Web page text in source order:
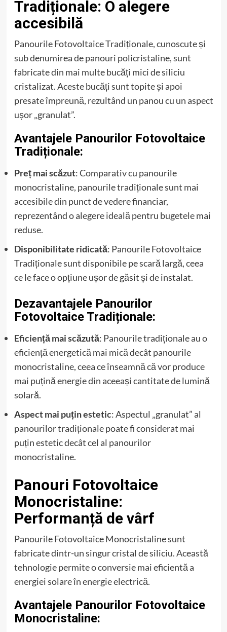
Tradiționale: O alegere
accesibilă
Panourile Fotovoltaice Tradiționale, cunoscute și
sub denumirea de panouri policristaline, sunt
fabricate din mai multe bucăți mici de siliciu
cristalizat. Aceste bucăți sunt topite și apoi
presate împreună, rezultând un panou cu un aspect
ușor „granulat”.
Avantajele Panourilor Fotovoltaice
Tradiționale:
Preț mai scăzut: Comparativ cu panourile
monocristaline, panourile tradiționale sunt mai
accesibile din punct de vedere financiar,
reprezentând o alegere ideală pentru bugetele mai
reduse.
Disponibilitate ridicată: Panourile Fotovoltaice
Tradiționale sunt disponibile pe scară largă, ceea
ce le face o opțiune ușor de găsit și de instalat.
Dezavantajele Panourilor
Fotovoltaice Tradiționale:
Eficiență mai scăzută: Panourile tradiționale au o
eficiență energetică mai mică decât panourile
monocristaline, ceea ce înseamnă că vor produce
mai puțină energie din aceeași cantitate de lumină
solară.
Aspect mai puțin estetic: Aspectul „granulat” al
panourilor tradiționale poate fi considerat mai
puțin estetic decât cel al panourilor
monocristaline.
Panouri Fotovoltaice
Monocristaline:
Performanță de vârf
Panourile Fotovoltaice Monocristaline sunt
fabricate dintr-un singur cristal de siliciu. Această
tehnologie permite o conversie mai eficientă a
energiei solare în energie electrică.
Avantajele Panourilor Fotovoltaice
Monocristaline: